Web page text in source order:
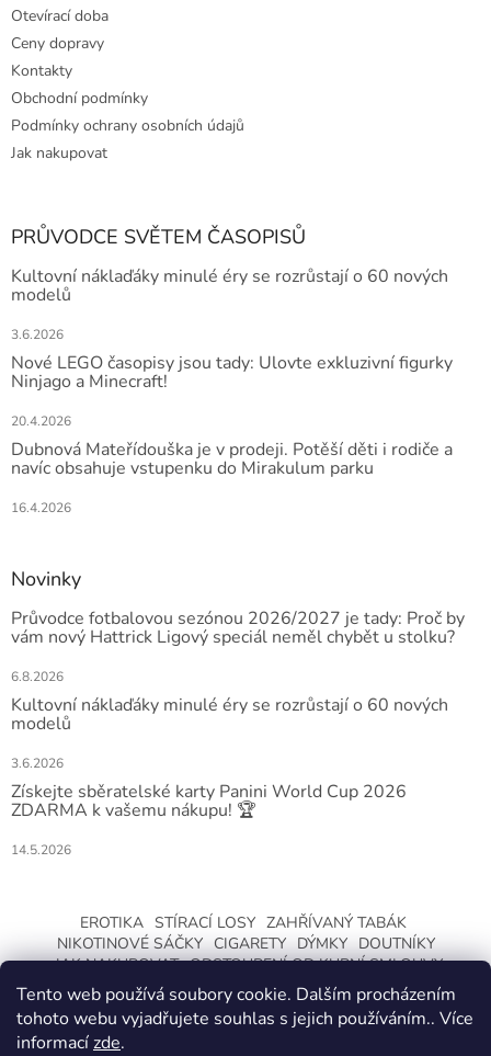
Tento web používá soubory cookie. Dalším procházením
tohoto webu vyjadřujete souhlas s jejich používáním.. Více
informacízde.
Otevírací doba
Ceny dopravy
Kontakty
Obchodní podmínky
Podmínky ochrany osobních údajů
Jak nakupovat
PRŮVODCE SVĚTEM ČASOPISŮ
Kultovní náklaďáky minulé éry se rozrůstají o 60 nových
modelů
3.6.2026
Nové LEGO časopisy jsou tady: Ulovte exkluzivní figurky
Ninjago a Minecraft!
20.4.2026
Dubnová Mateřídouška je v prodeji. Potěší děti i rodiče a
navíc obsahuje vstupenku do Mirakulum parku
16.4.2026
Novinky
Průvodce fotbalovou sezónou 2026/2027 je tady: Proč by
vám nový Hattrick Ligový speciál neměl chybět u stolku?
6.8.2026
Kultovní náklaďáky minulé éry se rozrůstají o 60 nových
modelů
3.6.2026
Získejte sběratelské karty Panini World Cup 2026
ZDARMA k vašemu nákupu! 🏆
14.5.2026
EROTIKA STÍRACÍ LOSY ZAHŘÍVANÝ TABÁK
NIKOTINOVÉ SÁČKY CIGARETY DÝMKY
DOUTNÍKY
JAK NAKUPOVAT ODSTOUPENÍ OD KUPNÍ SMLOUVY